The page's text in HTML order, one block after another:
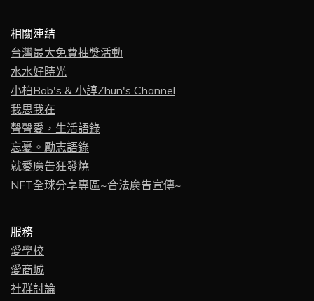
相關連結
台灣最大免費抽獎活動
水水好時光
小柏Bob's & 小諄Zhun's Channel
我思我在
聲聲愛，生活語錄
忘憂。勵志語錄
就愛廣告狂發燒
NFT全球分享專區~合法廣告宣傳~
服務
愛學校
愛商城
社群討論